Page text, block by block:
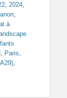
, 2024,
,
à
, Paris,
,